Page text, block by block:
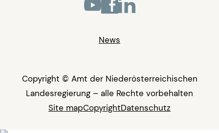
News
Copyright © Amt der Niederösterreichischen
Landesregierung – alle Rechte vorbehalten
Site mapCopyrightDatenschutz